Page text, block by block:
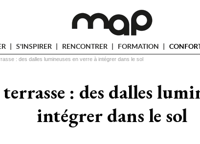
S'INSPIRER RENCONTRER FORMATION
: des dalles lumineuses en verre à intégrer dans le sol
: des dalles
intégrer dans le sol